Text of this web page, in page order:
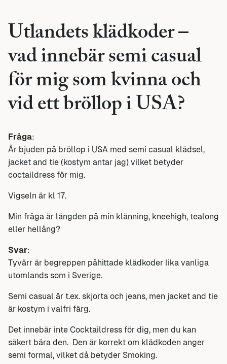
Utlandets klädkoder –
vad innebär semi casual
för mig som kvinna och
vid ett bröllop i USA?
Fråga:
Är bjuden på bröllop i USA med semi casual klädsel,
jacket and tie (kostym antar jag) vilket betyder
coctaildress för mig.
Vigseln är kl 17.
Min fråga är längden på min klänning, kneehigh, tealong
eller hellång?
Svar:
Tyvärr är begreppen påhittade klädkoder lika vanliga
utomlands som i Sverige.
Semi casual är t.ex. skjorta och jeans, men jacket and tie
är kostym i valfri färg.
Det innebär inte Cocktaildress för dig, men du kan
säkert bära den. Den är korrekt om klädkoden anger
semi formal, vilket då betyder Smoking.